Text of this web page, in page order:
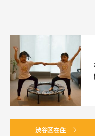
渋谷区在住